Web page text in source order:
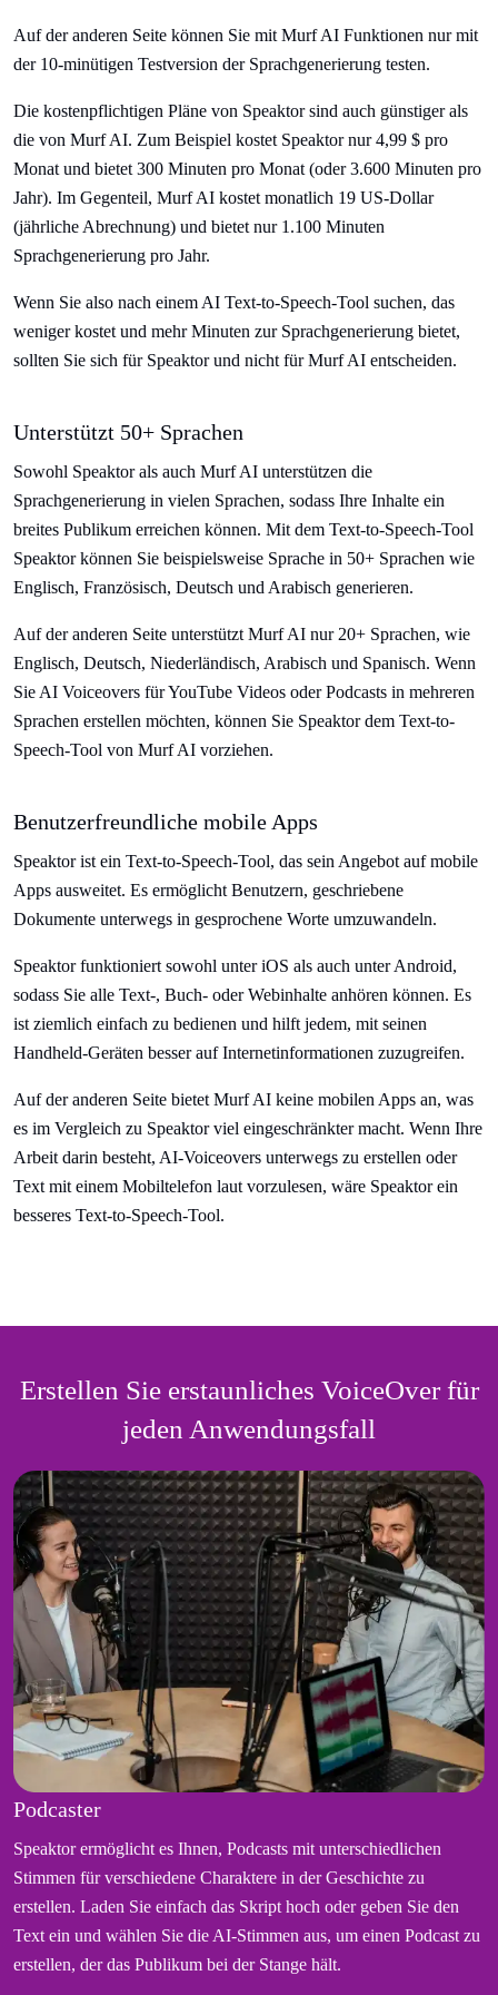
Auf der anderen Seite können Sie mit Murf AI Funktionen nur mit
der 10-minütigen Testversion der Sprachgenerierung testen.
Die kostenpflichtigen Pläne von Speaktor sind auch günstiger als
die von Murf AI. Zum Beispiel kostet Speaktor nur 4,99 $ pro
Monat und bietet 300 Minuten pro Monat (oder 3.600 Minuten pro
Jahr). Im Gegenteil, Murf AI kostet monatlich 19 US-Dollar
(jährliche Abrechnung) und bietet nur 1.100 Minuten
Sprachgenerierung pro Jahr.
Wenn Sie also nach einem AI Text-to-Speech-Tool suchen, das
weniger kostet und mehr Minuten zur Sprachgenerierung bietet,
sollten Sie sich für Speaktor und nicht für Murf AI entscheiden.
Unterstützt 50+ Sprachen
Sowohl Speaktor als auch Murf AI unterstützen die
Sprachgenerierung in vielen Sprachen, sodass Ihre Inhalte ein
breites Publikum erreichen können. Mit dem Text-to-Speech-Tool
Speaktor können Sie beispielsweise Sprache in 50+ Sprachen wie
Englisch, Französisch, Deutsch und Arabisch generieren.
Auf der anderen Seite unterstützt Murf AI nur 20+ Sprachen, wie
Englisch, Deutsch, Niederländisch, Arabisch und Spanisch. Wenn
Sie AI Voiceovers für YouTube Videos oder Podcasts in mehreren
Sprachen erstellen möchten, können Sie Speaktor dem Text-to-
Speech-Tool von Murf AI vorziehen.
Benutzerfreundliche mobile Apps
Speaktor ist ein Text-to-Speech-Tool, das sein Angebot auf mobile
Apps ausweitet. Es ermöglicht Benutzern, geschriebene
Dokumente unterwegs in gesprochene Worte umzuwandeln.
Speaktor funktioniert sowohl unter iOS als auch unter Android,
sodass Sie alle Text-, Buch- oder Webinhalte anhören können. Es
ist ziemlich einfach zu bedienen und hilft jedem, mit seinen
Handheld-Geräten besser auf Internetinformationen zuzugreifen.
Auf der anderen Seite bietet Murf AI keine mobilen Apps an, was
es im Vergleich zu Speaktor viel eingeschränkter macht. Wenn Ihre
Arbeit darin besteht, AI-Voiceovers unterwegs zu erstellen oder
Text mit einem Mobiltelefon laut vorzulesen, wäre Speaktor ein
besseres Text-to-Speech-Tool.
Erstellen Sie erstaunliches VoiceOver für
jeden Anwendungsfall
Podcaster
Speaktor ermöglicht es Ihnen, Podcasts mit unterschiedlichen
Stimmen für verschiedene Charaktere in der Geschichte zu
erstellen. Laden Sie einfach das Skript hoch oder geben Sie den
Text ein und wählen Sie die AI-Stimmen aus, um einen Podcast zu
erstellen, der das Publikum bei der Stange hält.